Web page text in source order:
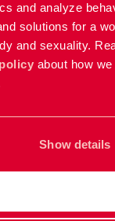
and analyze
solutions for a
and sexuality.
about how we
Show details
regeringens